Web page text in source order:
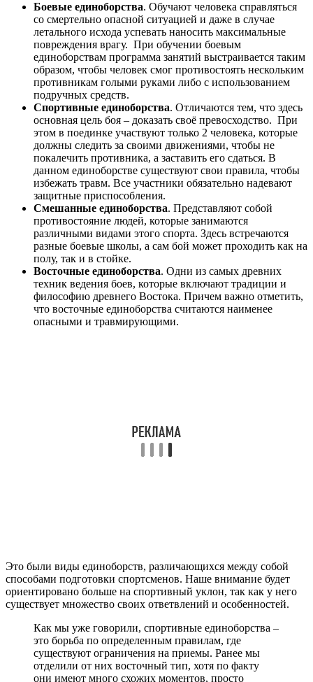
Боевые единоборства. Обучают человека справляться
со смертельно опасной ситуацией и даже в случае
летального исхода успевать наносить максимальные
повреждения врагу. При обучении боевым
единоборствам программа занятий выстраивается таким
образом, чтобы человек смог противостоять нескольким
противникам голыми руками либо с использованием
подручных средств.
Спортивные единоборства. Отличаются тем, что здесь
основная цель боя – доказать своё превосходство. При
этом в поединке участвуют только 2 человека, которые
должны следить за своими движениями, чтобы не
покалечить противника, а заставить его сдаться. В
данном единоборстве существуют свои правила, чтобы
избежать травм. Все участники обязательно надевают
защитные приспособления.
Смешанные единоборства. Представляют собой
противостояние людей, которые занимаются
различными видами этого спорта. Здесь встречаются
разные боевые школы, а сам бой может проходить как на
полу, так и в стойке.
Восточные единоборства. Одни из самых древних
техник ведения боев, которые включают традиции и
философию древнего Востока. Причем важно отметить,
что восточные единоборства считаются наименее
опасными и травмирующими.
Это были виды единоборств, различающихся между собой
способами подготовки спортсменов. Наше внимание будет
ориентировано больше на спортивный уклон, так как у него
существует множество своих ответвлений и особенностей.
Как мы уже говорили, спортивные единоборства –
это борьба по определенным правилам, где
существуют ограничения на приемы. Ранее мы
отделили от них восточный тип, хотя по факту
они имеют много схожих моментов, просто